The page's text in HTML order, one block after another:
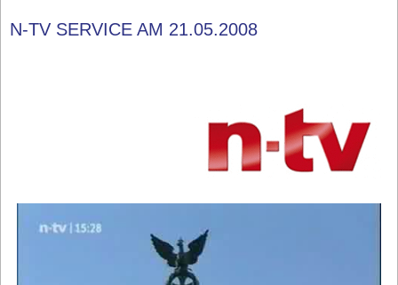
N-TV SERVICE AM 21.05.2008